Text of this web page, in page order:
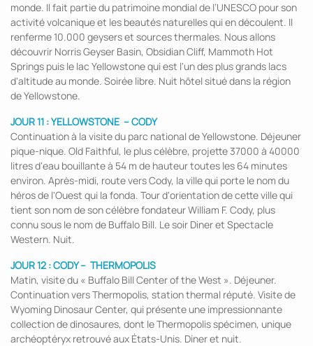
monde. Il fait partie du patrimoine mondial de l’UNESCO pour son
activité volcanique et les beautés naturelles qui en découlent. II
renferme 10.000 geysers et sources thermales. Nous allons
découvrir Norris Geyser Basin, Obsidian Cliff, Mammoth Hot
Springs puis le lac Yellowstone qui est l'un des plus grands lacs
d'altitude au monde. Soirée libre. Nuit hôtel situé dans la région
de Yellowstone.
JOUR 11 : YELLOWSTONE –CODY
Continuation à la visite du parc national de Yellowstone. Déjeuner
pique-nique. Old Faithful, le plus célèbre, projette 37000 à 40000
litres d'eau bouillante à 54 m de hauteur toutes les 64 minutes
environ. Après-midi, route vers Cody, la ville qui porte le nom du
héros de l'Ouest qui la fonda. Tour d'orientation de cette ville qui
tient son nom de son célèbre fondateur William F. Cody, plus
connu sous le nom de Buffalo Bill. Le soir Diner et Spectacle
Western. Nuit.
JOUR 12 :CODY– THERMOPOLIS
Matin, visite du « Buffalo Bill Center of the West ». Déjeuner.
Continuation vers Thermopolis, station thermal réputé. Visite de
Wyoming Dinosaur Center, qui présente une impressionnante
collection de dinosaures, dont le Thermopolis spécimen, unique
archéoptéryx retrouvé aux États-Unis. Diner et nuit.